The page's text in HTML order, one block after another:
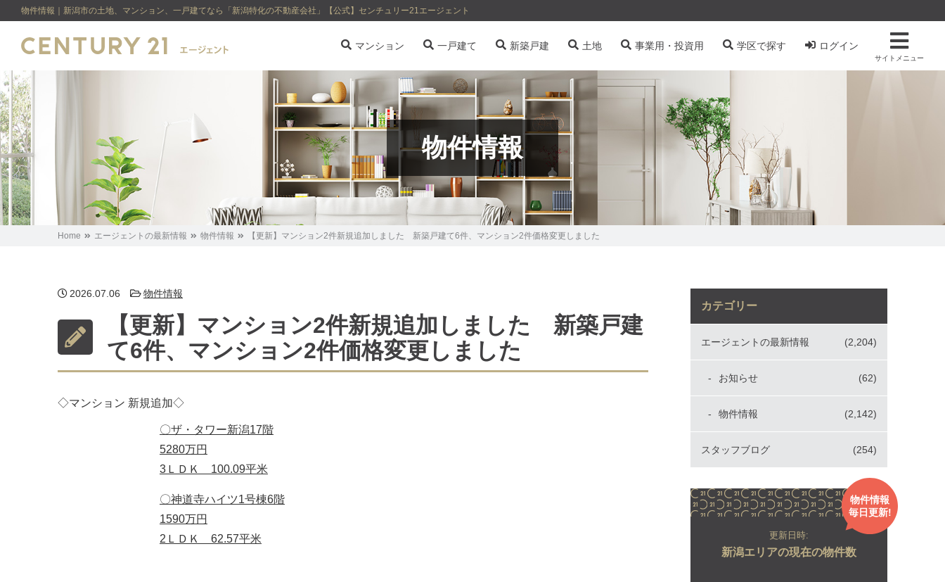
物件情報｜新潟市の土地、マンション、一戸建てなら「新潟特化の不動産会社」【公式】センチュリー21エージェント
マンション 一戸建て 新築戸建 土地 事業用・投資用 学区で探す ログイン
サイトメニュー
物件情報
Home エージェントの最新情報 物件情報 【更新】マンション2件新規追加しました 新築戸建て6件、マンション2件価格変更しました
2026.07.06 物件情報
【更新】マンション2件新規追加しました 新築戸建
て6件、マンション2件価格変更しました
◇マンション 新規追加◇
〇ザ・タワー新潟17階
5280万円
3ＬＤＫ 100.09平米
〇神道寺ハイツ1号棟6階
1590万円
2ＬＤＫ 62.57平米
カテゴリー
エージェントの最新情報 (2,204)
お知らせ (62)
物件情報 (2,142)
スタッフブログ (254)
物件情報
毎日更新!
更新日時:
新潟エリアの現在の物件数